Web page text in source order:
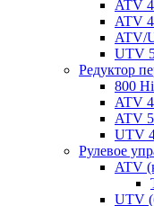
ATV
ATV
ATV/
UTV
Редуктор
800
ATV
ATV
UTV
Рулевое
ATV
UTV